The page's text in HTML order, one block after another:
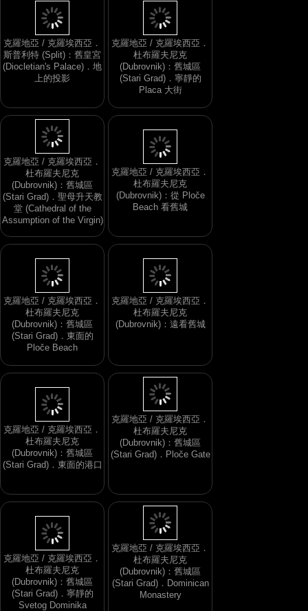
克羅地亞 / 克羅埃西亞．
斯普利特 (Split)：舊皇宮
(Diocletian's Palace)．地
上的投影
克羅地亞 / 克羅埃西亞．
杜布羅夫尼克
(Dubrovnik)：舊城區
(Stari Grad)．寧靜的
Placa 大街
克羅地亞 / 克羅埃西亞．
杜布羅夫尼克
(Dubrovnik)：舊城區
(Stari Grad)．聖母升天教
堂 (Cathedral of the
Assumption of the Virgin)
克羅地亞 / 克羅埃西亞．
杜布羅夫尼克
(Dubrovnik)：從 Ploče
Beach 看舊城
克羅地亞 / 克羅埃西亞．
杜布羅夫尼克
(Dubrovnik)：舊城區
(Stari Grad)．東面的
Ploče Beach
克羅地亞 / 克羅埃西亞．
杜布羅夫尼克
(Dubrovnik)：遠看舊城
克羅地亞 / 克羅埃西亞．
杜布羅夫尼克
(Dubrovnik)：舊城區
(Stari Grad)．東面的港口
克羅地亞 / 克羅埃西亞．
杜布羅夫尼克
(Dubrovnik)：舊城區
(Stari Grad)．Ploče Gate
克羅地亞 / 克羅埃西亞．
杜布羅夫尼克
(Dubrovnik)：舊城區
(Stari Grad)．寧靜的
Svetog Dominika
克羅地亞 / 克羅埃西亞．
杜布羅夫尼克
(Dubrovnik)：舊城區
(Stari Grad)．Dominican
Monastery